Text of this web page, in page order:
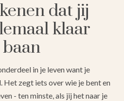
dat jij
klaar
in je leven want je
Het zegt iets over wie je bent en
- ten minste, als jij het naar je